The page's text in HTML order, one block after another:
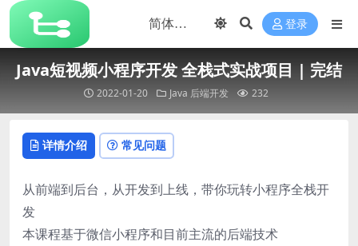
登录
Java短视频小程序开发 全栈式实战项目 | 完结
2022-01-20 Java 后端开发 232
详情介绍 常见问题
从前端到后台，从开发到上线，带你玩转小程序全栈开
发
本课程基于微信小程序和目前主流的后端技术